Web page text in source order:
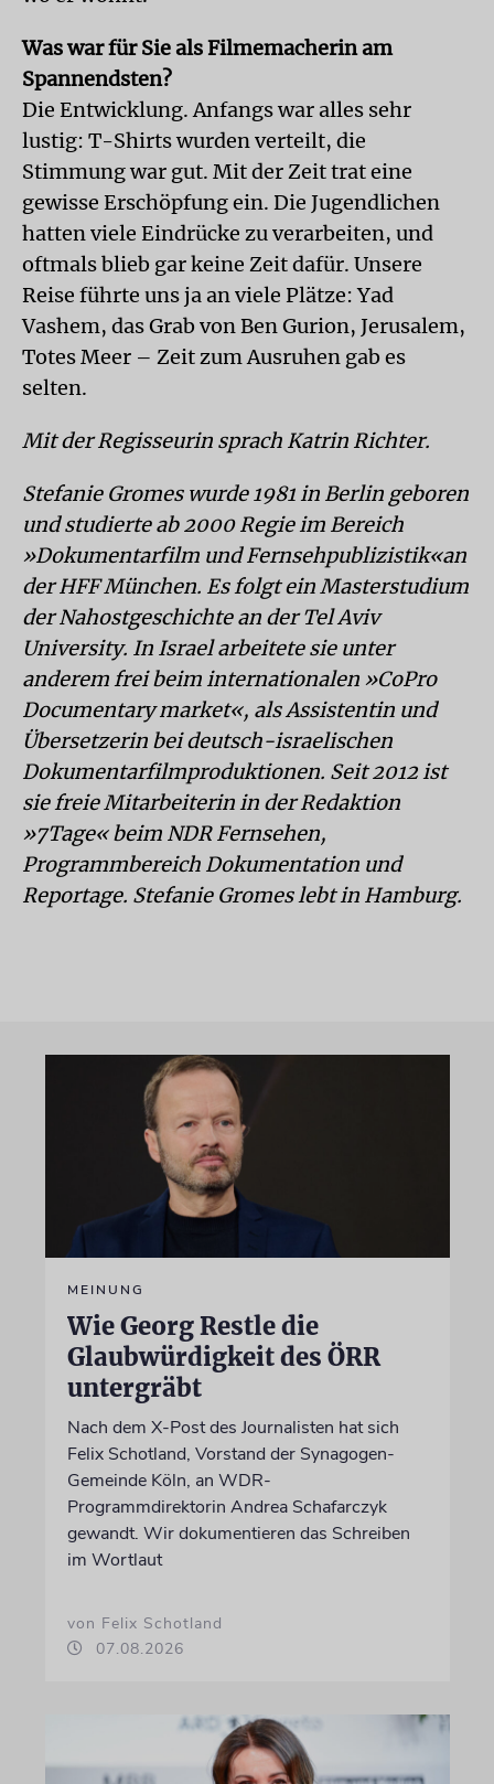
Was war für Sie als Filmemacherin am
Spannendsten?
Die Entwicklung. Anfangs war alles sehr
lustig: T-Shirts wurden verteilt, die
Stimmung war gut. Mit der Zeit trat eine
gewisse Erschöpfung ein. Die Jugendlichen
hatten viele Eindrücke zu verarbeiten, und
oftmals blieb gar keine Zeit dafür. Unsere
Reise führte uns ja an viele Plätze: Yad
Vashem, das Grab von Ben Gurion, Jerusalem,
Totes Meer – Zeit zum Ausruhen gab es
selten.
Mit der Regisseurin sprach Katrin Richter.
Stefanie Gromes wurde 1981 in Berlin geboren
und studierte ab 2000 Regie im Bereich
»Dokumentarfilm und Fernsehpublizistik«an
der HFF München. Es folgt ein Masterstudium
der Nahostgeschichte an der Tel Aviv
University. In Israel arbeitete sie unter
anderem frei beim internationalen »CoPro
Documentary market«, als Assistentin und
Übersetzerin bei deutsch-israelischen
Dokumentarfilmproduktionen. Seit 2012 ist
sie freie Mitarbeiterin in der Redaktion
»7Tage« beim NDR Fernsehen,
Programmbereich Dokumentation und
Reportage. Stefanie Gromes lebt in Hamburg.
MEINUNG
Wie Georg Restle die
Glaubwürdigkeit des ÖRR
untergräbt
Nach dem X-Post des Journalisten hat sich
Felix Schotland, Vorstand der Synagogen-
Gemeinde Köln, an WDR-
Programmdirektorin Andrea Schafarczyk
gewandt. Wir dokumentieren das Schreiben
im Wortlaut
von Felix Schotland
07.08.2026